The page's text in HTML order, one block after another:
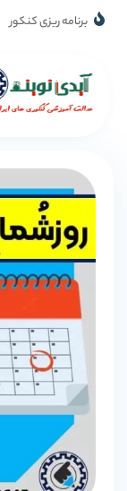
برنامه ریزی کنکور